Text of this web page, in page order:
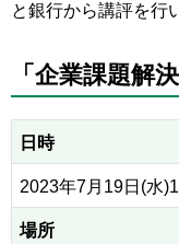
と銀行から講評を行
「企業課題解
日時
2023年7月19日(水
場所